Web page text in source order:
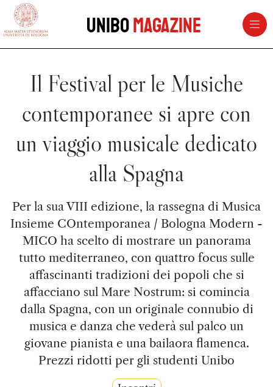
vai al contenuto della pagina
UniboMagazine
Il Festival per le Musiche
contemporanee si apre con
un viaggio musicale dedicato
alla Spagna
Per la sua VIII edizione, la rassegna di Musica
Insieme COntemporanea / Bologna Modern -
MICO ha scelto di mostrare un panorama
tutto mediterraneo, con quattro focus sulle
affascinanti tradizioni dei popoli che si
affacciano sul Mare Nostrum: si comincia
dalla Spagna, con un originale connubio di
musica e danza che vederà sul palco un
giovane pianista e una bailaora flamenca.
Prezzi ridotti per gli studenti Unibo